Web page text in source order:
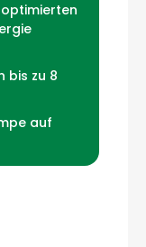
bis zu 8
auf